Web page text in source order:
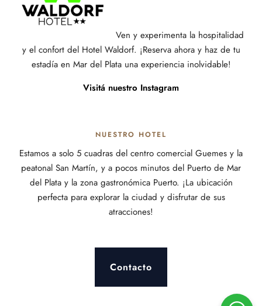
Ven y experimenta la hospitalidad
y el confort del Hotel Waldorf. ¡Reserva ahora y haz de tu
estadía en Mar del Plata una experiencia inolvidable!
Visitá nuestro Instagram
NUESTRO HOTEL
Estamos a solo 5 cuadras del centro comercial Guemes y la
peatonal San Martín, y a pocos minutos del Puerto de Mar
del Plata y la zona gastronómica Puerto. ¡La ubicación
perfecta para explorar la ciudad y disfrutar de sus
atracciones!
Contacto